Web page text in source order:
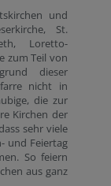
und
St.
Loretto-
zum Teil von
dieser
nicht in
die zur
Kirchen der
sehr viele
und Feiertag
So feiern
aus ganz